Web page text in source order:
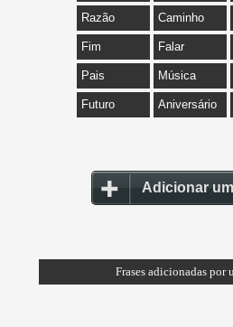
Razão Caminho
Fim Falar
Pais Música
Futuro Aniversário
Adicionar
Frases adicionadas por